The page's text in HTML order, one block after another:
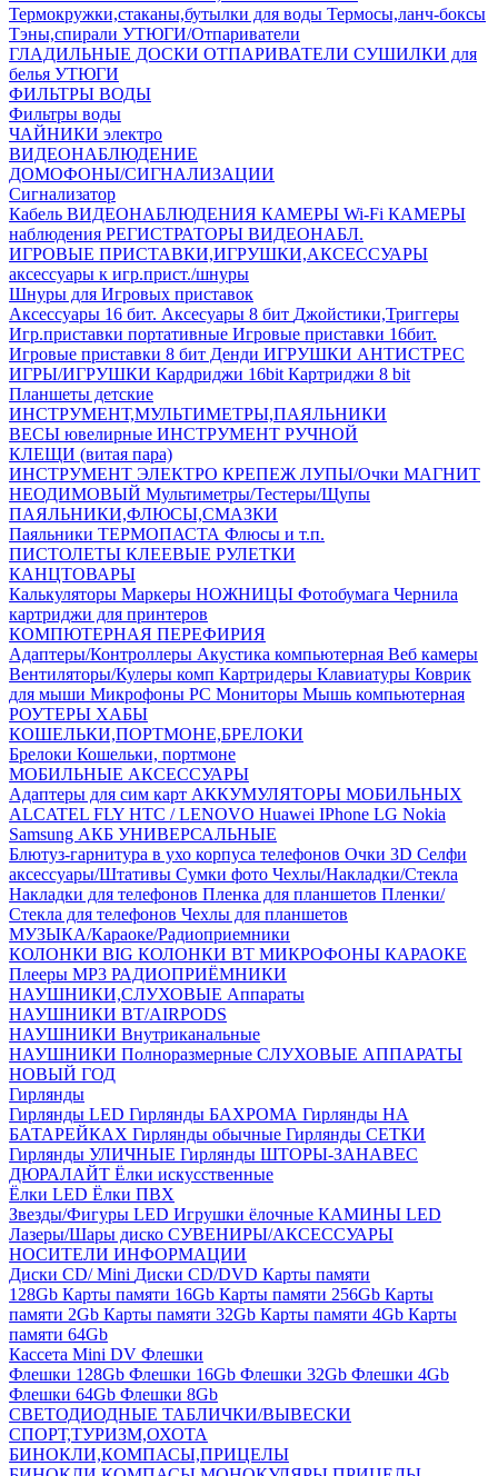
Термокружки,стаканы,бутылки для воды Термосы,ланч-боксы
Тэны,спирали УТЮГИ/Отпариватели
ГЛАДИЛЬНЫЕ ДОСКИ ОТПАРИВАТЕЛИ СУШИЛКИ для
белья УТЮГИ
ФИЛЬТРЫ ВОДЫ
Фильтры воды
ЧАЙНИКИ электро
ВИДЕОНАБЛЮДЕНИЕ
ДОМОФОНЫ/СИГНАЛИЗАЦИИ
Сигнализатор
Кабель ВИДЕОНАБЛЮДЕНИЯ КАМЕРЫ Wi-Fi КАМЕРЫ
наблюдения РЕГИСТРАТОРЫ ВИДЕОНАБЛ.
ИГРОВЫЕ ПРИСТАВКИ,ИГРУШКИ,АКСЕССУАРЫ
аксесcуары к игр.прист./шнуры
Шнуры для Игровых приставок
Аксессуары 16 бит. Аксесуары 8 бит Джойстики,Триггеры
Игр.приставки портативные Игровые приставки 16бит.
Игровые приставки 8 бит Денди ИГРУШКИ АНТИСТРЕС
ИГРЫ/ИГРУШКИ Кардриджи 16bit Картриджи 8 bit
Планшеты детские
ИНСТРУМЕНТ,МУЛЬТИМЕТРЫ,ПАЯЛЬНИКИ
ВЕСЫ ювелирные ИНСТРУМЕНТ РУЧНОЙ
КЛЕЩИ (витая пара)
ИНСТРУМЕНТ ЭЛЕКТРО КРЕПЕЖ ЛУПЫ/Очки МАГНИТ
НЕОДИМОВЫЙ Мультиметры/Тестеры/Щупы
ПАЯЛЬНИКИ,ФЛЮСЫ,СМАЗКИ
Паяльники ТЕРМОПАСТА Флюсы и т.п.
ПИСТОЛЕТЫ КЛЕЕВЫЕ РУЛЕТКИ
КАНЦТОВАРЫ
Калькуляторы Маркеры НОЖНИЦЫ Фотобумага Чернила
картриджи для принтеров
КОМПЮТЕРНАЯ ПЕРЕФИРИЯ
Адаптеры/Контроллеры Акустика компьютерная Веб камеры
Вентиляторы/Кулеры комп Картридеры Клавиатуры Коврик
для мыши Микрофоны PC Мониторы Мышь компьютерная
РОУТЕРЫ ХАБЫ
КОШЕЛЬКИ,ПОРТМОНЕ,БРЕЛОКИ
Брелоки Кошельки, портмоне
МОБИЛЬНЫЕ АКСЕССУАРЫ
Адаптеры для сим карт АККУМУЛЯТОРЫ МОБИЛЬНЫХ
ALCATEL FLY HTC / LENOVO Huawei IPhone LG Nokia
Samsung АКБ УНИВЕРСАЛЬНЫЕ
Блютуз-гарнитура в ухо корпуса телефонов Очки 3D Селфи
аксессуары/Штативы Сумки фото Чехлы/Накладки/Стекла
Накладки для телефонов Пленка для планшетов Пленки/
Стекла для телефонов Чехлы для планшетов
МУЗЫКА/Караоке/Радиоприемники
КОЛОНКИ BIG КОЛОНКИ BT МИКРОФОНЫ КАРАОКЕ
Плееры MP3 РАДИОПРИЁМНИКИ
НАУШНИКИ,СЛУХОВЫЕ Аппараты
НАУШНИКИ BT/AIRPODS
НАУШНИКИ Внутриканальные
НАУШНИКИ Полноразмерные СЛУХОВЫЕ АППАРАТЫ
НОВЫЙ ГОД
Гирлянды
Гирлянды LED Гирлянды БАХРОМА Гирлянды НА
БАТАРЕЙКАХ Гирлянды обычные Гирлянды СЕТКИ
Гирлянды УЛИЧНЫЕ Гирлянды ШТОРЫ-ЗАНАВЕС
ДЮРАЛАЙТ Ёлки искусственные
Ёлки LED Ёлки ПВХ
Звезды/Фигуры LED Игрушки ёлочные КАМИНЫ LED
Лазеры/Шары диско СУВЕНИРЫ/АКСЕССУАРЫ
НОСИТЕЛИ ИНФОРМАЦИИ
Диски CD/ Mini Диски CD/DVD Карты памяти
128Gb Карты памяти 16Gb Карты памяти 256Gb Карты
памяти 2Gb Карты памяти 32Gb Карты памяти 4Gb Карты
памяти 64Gb
Кассета Mini DV Флешки
Флешки 128Gb Флешки 16Gb Флешки 32Gb Флешки 4Gb
Флешки 64Gb Флешки 8Gb
СВЕТОДИОДНЫЕ ТАБЛИЧКИ/ВЫВЕСКИ
СПОРТ,ТУРИЗМ,ОХОТА
БИНОКЛИ,КОМПАСЫ,ПРИЦЕЛЫ